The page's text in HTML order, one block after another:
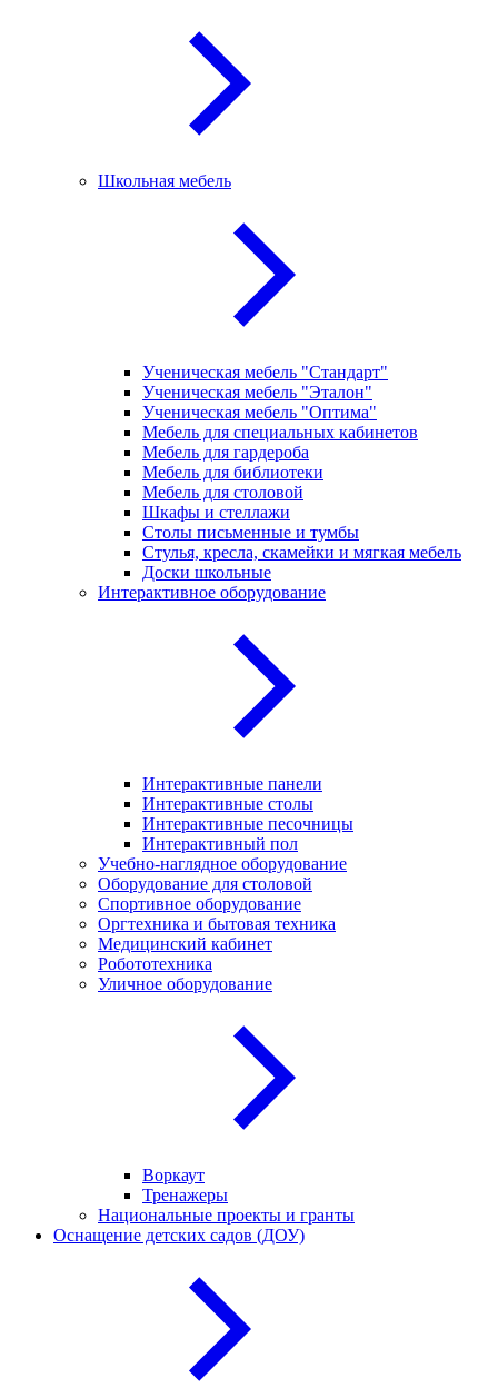
Школьная мебель
Ученическая мебель "Стандарт"
Ученическая мебель "Эталон"
Ученическая мебель "Оптима"
Мебель для специальных кабинетов
Мебель для гардероба
Мебель для библиотеки
Мебель для столовой
Шкафы и стеллажи
Столы письменные и тумбы
Стулья, кресла, скамейки и мягкая мебель
Доски школьные
Интерактивное оборудование
Интерактивные панели
Интерактивные столы
Интерактивные песочницы
Интерактивный пол
Учебно-наглядное оборудование
Оборудование для столовой
Спортивное оборудование
Оргтехника и бытовая техника
Медицинский кабинет
Робототехника
Уличное оборудование
Воркаут
Тренажеры
Национальные проекты и гранты
Оснащение детских садов (ДОУ)